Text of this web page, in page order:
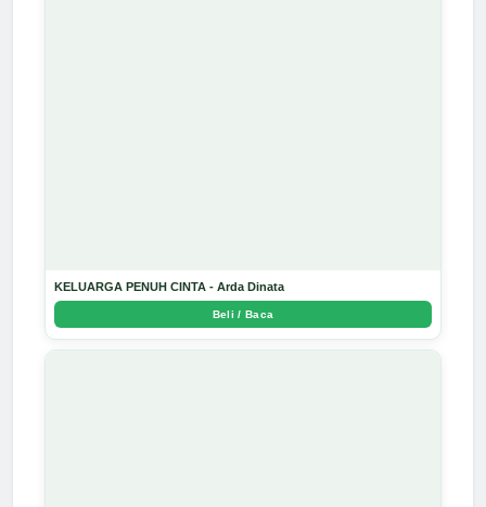
KELUARGA PENUH CINTA - Arda Dinata
Beli / Baca